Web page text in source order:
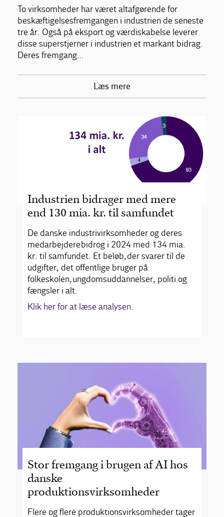
To virksomheder har været altafgørende for
beskæftigelsesfremgangen i industrien de seneste
tre år. Også på eksport og værdiskabelse leverer
disse superstjerner i industrien et markant bidrag.
Deres fremgang…
Læs mere
Industrien bidrager med mere
end 130 mia. kr. til samfundet
De danske industrivirksomheder og deres
medarbejdere bidrog i 2024 med 134 mia.
kr. til samfundet. Et beløb, der svarer til de
udgifter, det offentlige bruger på
folkeskolen, ungdomsuddannelser, politi og
fængsler i alt.
Klik her for at læse analysen.
Stor fremgang i brugen af AI hos
danske
produktionsvirksomheder
Flere og flere produktionsvirksomheder tager